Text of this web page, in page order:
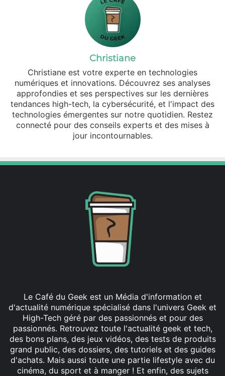
Christiane
Christiane est votre experte en technologies
numériques et innovations. Découvrez ses analyses
approfondies et ses perspectives sur les dernières
tendances high-tech, la cybersécurité, et l'impact des
technologies émergentes sur notre quotidien. Restez
connecté pour des conseils experts et des mises à
jour incontournables.
Le Café du Geek est un Média d'information et
d'actualité numérique spécialisé dans l'univers Geek et
High-Tech géré par des passionnés et pour des
passionnés. Retrouvez toute l'actualité geek et tech,
des bons plans, des jeux vidéos, des tests de produits
grand public, des dossiers, des tutoriels et des guides
d'achats. Mais aussi toute une partie lifestyle avec du
cinéma, du sport et à manger ! Et enfin, des sujets